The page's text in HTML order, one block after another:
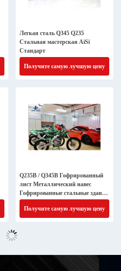
Легкая сталь Q345 Q235
Стальная мастерская AiSi
Стандарт
Получите самую лучшую цену
Q235B / Q345B Гофрированный
лист Металлический навес
Гофрированные стальные здания
Карпорт
Получите самую лучшую цену